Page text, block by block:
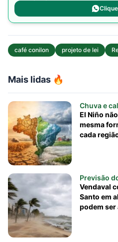
Mais lidas 🔥
Chuva e
El Niño
mesma
cada
Previsão
Vendaval
Santo em
podem ser
café conilon projeto de lei